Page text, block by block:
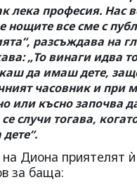
лека професия. Нас
нощите все сме с
разсъждава на
„То винаги идва
да имаш дете,
часовник и при
или късно започва
случи тогава,
дете“.
Диона приятелят
за баща: